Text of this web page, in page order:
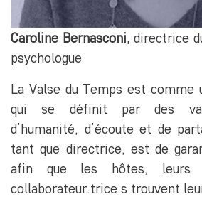
Caroline Bernasconi,directrice
psychologue
La Valse du Temps est comme
qui se définit par des
d’humanité, d’écoute et de
tant que directrice, est de
afin que les hôtes, leurs
collaborateur.trice.s trouvent